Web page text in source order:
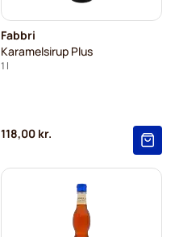
Fabbri
Karamelsirup Plus
1 l
118,00 kr.